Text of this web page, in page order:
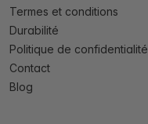
Termes et conditions
Durabilité
Politique de confidentialité
Contact
Blog